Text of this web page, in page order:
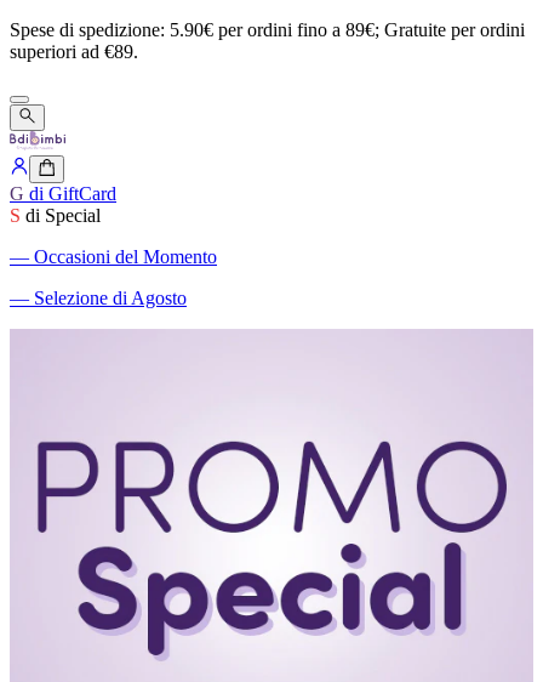
Spese di spedizione: 5.90€ perordini fino a 89€; Gratuite perordini
superiori ad €89.
G di GiftCard
S di Special
― Occasioni del Momento
― Selezione di Agosto